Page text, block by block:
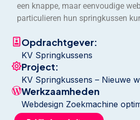
een knappe, maar eenvoudige
particulieren hun springkussen
Opdrachtgever:
KV Springkussens
Project:
KV Springkussens – Nieuwe
Werkzaamheden
Webdesign Zoekmachine